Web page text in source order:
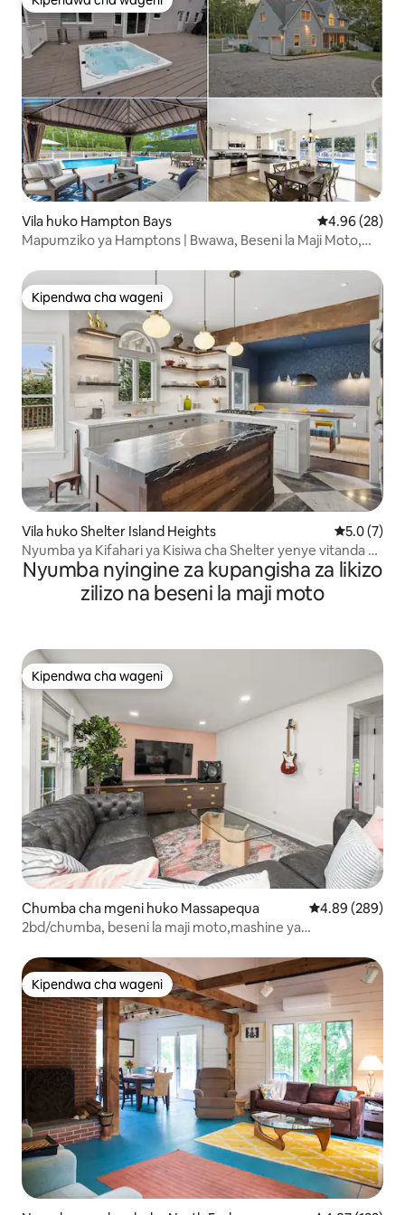
Kipendwa cha wageni
Vila huko Hampton Bays Ukadiriaji wa
4.96 (28)
Mapumziko ya Hamptons | Bwawa, Beseni la Maji Moto,
Kipendwa cha wageni
Kipendwa cha wageni
Vila huko Shelter Island Heights Ukadiriaji
5.0 (7)
Nyumba ya Kifahari ya Kisiwa cha Shelter yenye vitanda 4
na Bwawa
Nyumba nyingine za kupangisha za likizo
zilizo na beseni la maji moto
Kipendwa cha wageni
Kipendwa cha wageni
Chumba cha mgeni huko Massapequa Ukadiriaji wa
4.89 (289)
2bd/chumba, beseni la maji moto,mashine ya
Kipendwa cha wageni
Kipendwa cha wageni